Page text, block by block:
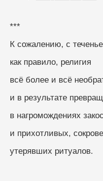
***
К сожалению, с
как правило, религия
всё более и всё
и в результате
в нагромождениях
и прихотливых,
утерявших ритуалов.